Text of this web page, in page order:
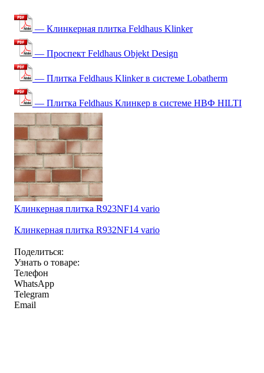
— Клинкерная плитка Feldhaus Klinker
— Проспект Feldhaus Objekt Design
— Плитка Feldhaus Klinker в системе Lobatherm
— Плитка Feldhaus Клинкер в системе НВФ HILTI
Клинкерная плитка R923NF14 vario
Клинкерная плитка R932NF14 vario
Поделиться:
Узнать о товаре:
Телефон
WhatsApp
Telegram
Email